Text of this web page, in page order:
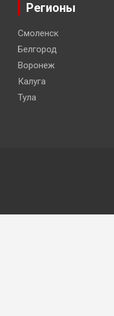
Регионы
Смоленск
Белгород
Воронеж
Калуга
Тула